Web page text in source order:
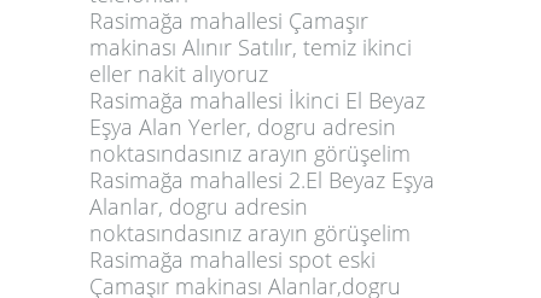
Rasimağa mahallesi Çamaşır
makinası Alınır Satılır, temiz ikinci
eller nakit alıyoruz
Rasimağa mahallesi İkinci El Beyaz
Eşya Alan Yerler, dogru adresin
noktasındasınız arayın görüşelim
Rasimağa mahallesi 2.El Beyaz Eşya
Alanlar, dogru adresin
noktasındasınız arayın görüşelim
Rasimağa mahallesi spot eski
Çamaşır makinası Alanlar,dogru